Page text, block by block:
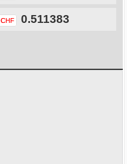
CHF 0.511383